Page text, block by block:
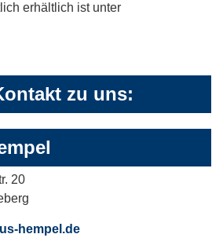
erhältlich ist unter
zu uns:
20
hempel.de